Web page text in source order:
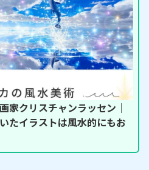
家クリスチャンラッセン｜
たイラストは風水的にもお